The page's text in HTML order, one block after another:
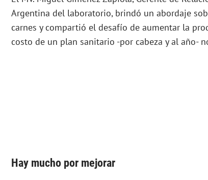
Argentina del laboratorio, brindó un abordaje
carnes y compartió el desafío de aumentar la
costo de un plan sanitario -por cabeza y al año-
Hay mucho por mejorar